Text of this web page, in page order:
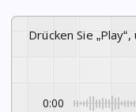
Drücken Sie
0:00